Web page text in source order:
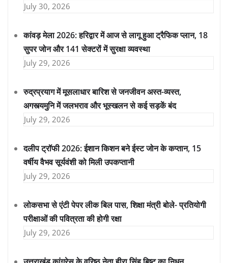
July 30, 2026
कांवड़ मेला 2026: हरिद्वार में आज से लागू हुआ ट्रैफिक प्लान, 18
सुपर जोन और 141 सेक्टरों में सुरक्षा व्यवस्था
July 29, 2026
रुद्रप्रयाग में मूसलाधार बारिश से जनजीवन अस्त-व्यस्त,
अगस्त्यमुनि में जलभराव और भूस्खलन से कई सड़कें बंद
July 29, 2026
दलीप ट्रॉफी 2026: ईशान किशन बने ईस्ट जोन के कप्तान, 15
वर्षीय वैभव सूर्यवंशी को मिली उपकप्तानी
July 29, 2026
लोकसभा से एंटी पेपर लीक बिल पास, शिक्षा मंत्री बोले- प्रतियोगी
परीक्षाओं की पवित्रता की होगी रक्षा
July 29, 2026